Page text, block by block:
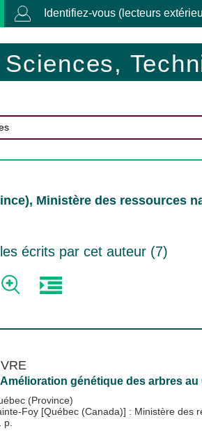
Identifiez-vous (lecteurs
Ministère des ressources
écrits par cet auteur (7)
génétique des arbres au
(Province)
Foy [Québec (Canada)] : Ministère des
p.